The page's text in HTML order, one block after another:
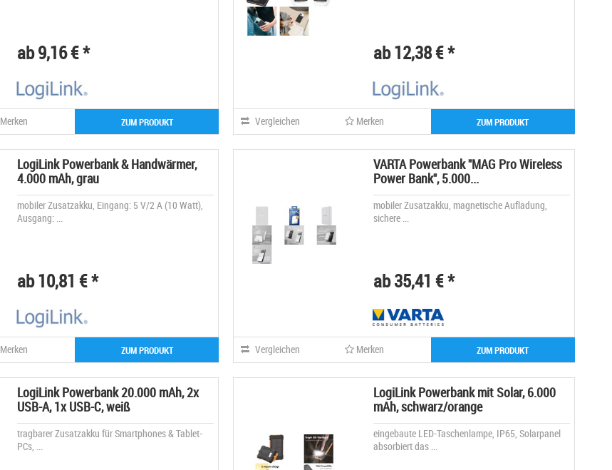
ab 9,16 € *
ZUM PRODUKT
Merken
ab 12,38 € *
ZUM PRODUKT
Vergleichen Merken
LogiLink Powerbank & Handwärmer,
4.000 mAh, grau
mobiler Zusatzakku, Eingang: 5 V/2 A (10 Watt),
Ausgang: ...
ab 10,81 € *
ZUM PRODUKT
Merken
VARTA Powerbank "MAG Pro Wireless
Power Bank", 5.000...
mobiler Zusatzakku, magnetische Aufladung,
sichere ...
ab 35,41 € *
ZUM PRODUKT
Vergleichen Merken
LogiLink Powerbank 20.000 mAh, 2x
USB-A, 1x USB-C, weiß
tragbarer Zusatzakku für Smartphones & Tablet-
PCs, ...
LogiLink Powerbank mit Solar, 6.000
mAh, schwarz/orange
eingebaute LED-Taschenlampe, IP65, Solarpanel
absorbiert das ...